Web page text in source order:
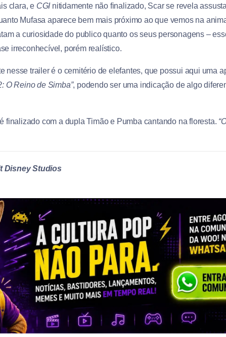
clara, e CGInitidamente não finalizado, Scar se revela
Mufasa aparece bem mais próximo ao que vemos na
a curiosidade do publico quanto os seus personagens –
irreconhecível, porém realístico.
nesse trailer é o cemitério de elefantes, que possui aqui uma
O Reino de Simba”, podendo ser uma indicação de algo
finalizado com a dupla Timão e Pumba cantando na floresta.
Disney Studios